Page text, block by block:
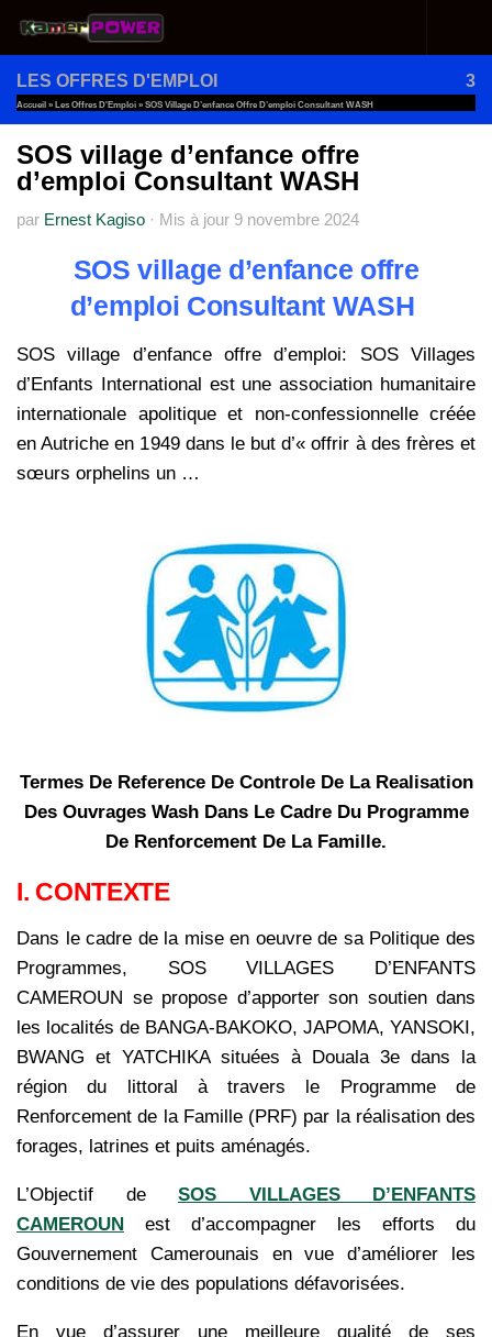
Au dessous du contenu
LES OFFRES D'EMPLOI 3
Accueil » Les Offres D'Emploi » SOS Village D’enfance Offre D’emploi Consultant WASH
SOS village d’enfance offre
d’emploi Consultant WASH
par Ernest Kagiso · Mis à jour 9 novembre 2024
SOS village d’enfance offre
d’emploi Consultant WASH
SOS village d’enfance offre d’emploi: SOS Villages
d’Enfants International est une association humanitaire
internationale apolitique et non-confessionnelle créée
en Autriche en 1949 dans le but d’« offrir à des frères et
sœurs orphelins un …
Termes De Reference De Controle De La Realisation
Des Ouvrages Wash Dans Le Cadre Du Programme
De Renforcement De La Famille.
I. CONTEXTE
Dans le cadre de la mise en oeuvre de sa Politique des
Programmes, SOS VILLAGES D’ENFANTS
CAMEROUN se propose d’apporter son soutien dans
les localités de BANGA-BAKOKO, JAPOMA, YANSOKI,
BWANG et YATCHIKA situées à Douala 3e dans la
région du littoral à travers le Programme de
Renforcement de la Famille (PRF) par la réalisation des
forages, latrines et puits aménagés.
L’Objectif de SOS VILLAGES D’ENFANTS
CAMEROUN est d’accompagner les efforts du
Gouvernement Camerounais en vue d’améliorer les
conditions de vie des populations défavorisées.
En vue d’assurer une meilleure qualité de ses